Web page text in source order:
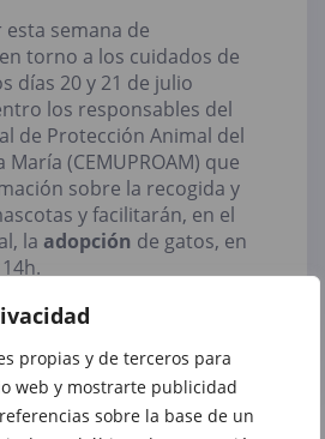
propias y de terceros para
web y mostrarte publicidad
sobre la base de un
semana de
torno a los cuidados de
días 20 y 21 de julio
los responsables del
de Protección Animal del
(CEMUPROAM) que
sobre la recogida y
y facilitarán, en el
la adopción de gatos, en